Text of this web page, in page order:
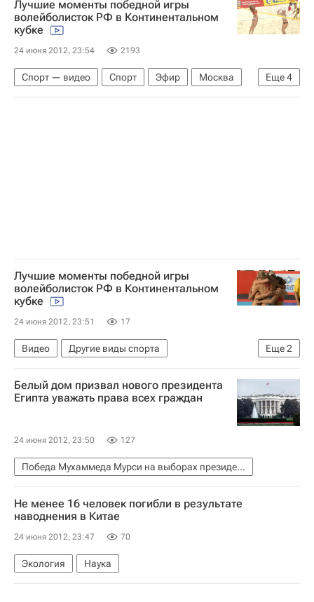
Лучшие моменты победной игры
волейболисток РФ в Континентальном
кубке
24 июня 2012, 23:54 2193
Еще4
Спорт — видео Спорт Эфир
Москва
Волейбол
Игры Видео Россия
Лучшие моменты победной игры
волейболисток РФ в Континентальном
кубке
24 июня 2012, 23:51 17
Еще2
Видео
Другие виды спорта
Континентальный кубок ЕКВ по пляжному волейболу среди женщин
Белый дом призвал нового президента
Египта уважать права всех граждан
24 июня 2012, 23:50 127
Победа Мухаммеда Мурси на выборах президента Египта. Реакция, комментарии
Не менее 16 человек погибли в результате
наводнения в Китае
24 июня 2012, 23:47 70
Экология Наука